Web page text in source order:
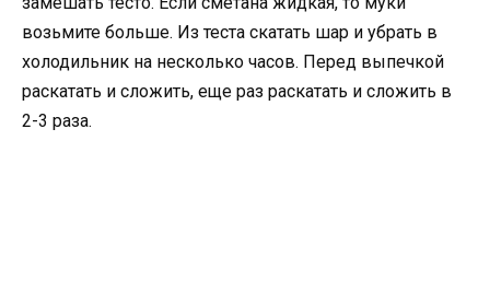
возьмите больше. Из теста скатать шар и убрать в
холодильник на несколько часов. Перед выпечкой
раскатать и сложить, еще раз раскатать и сложить в
2-3 раза.